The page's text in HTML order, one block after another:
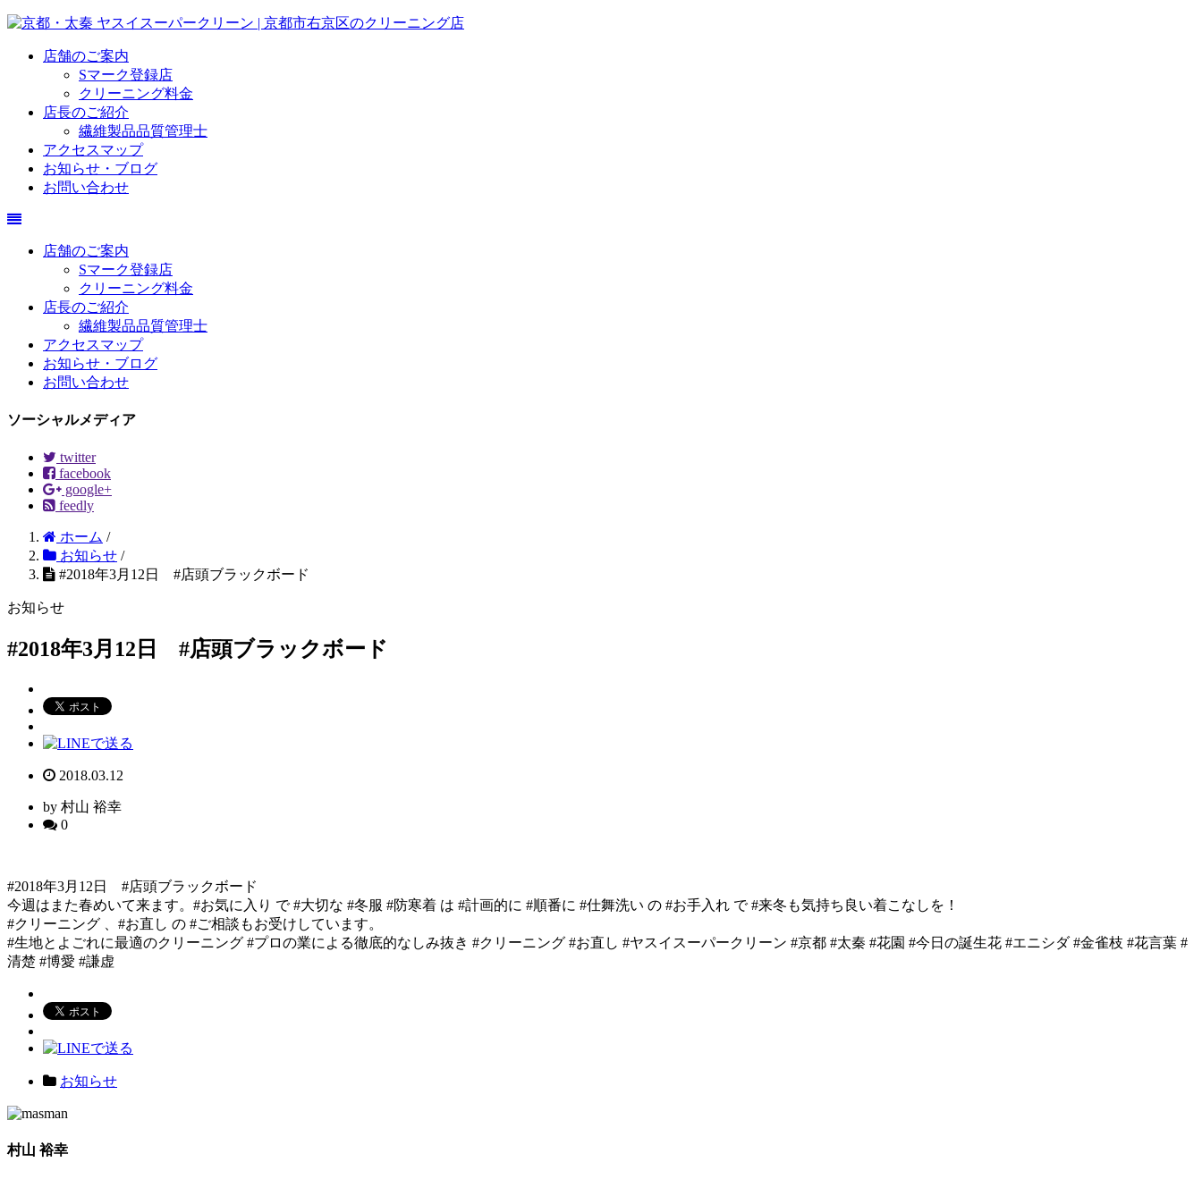
店舗のご案内
Sマーク登録店
クリーニング料金
店長のご紹介
繊維製品品質管理士
アクセスマップ
お知らせ・ブログ
お問い合わせ
店舗のご案内
Sマーク登録店
クリーニング料金
店長のご紹介
繊維製品品質管理士
アクセスマップ
お知らせ・ブログ
お問い合わせ
ソーシャルメディア
twitter
facebook
google+
feedly
ホーム /
お知らせ /
#2018年3月12日 #店頭ブラックボード
お知らせ
#2018年3月12日 #店頭ブラックボード
2018.03.12
by 村山 裕幸
0
#2018年3月12日 #店頭ブラックボード
今週はまた春めいて来ます。#お気に入り で #大切な #冬服 #防寒着 は #計画的に #順番に #仕舞洗い の #お手入れ で #来冬も気持ち良い着こなしを！
#クリーニング 、#お直し の #ご相談もお受けしています。
#生地とよごれに最適のクリーニング #プロの業による徹底的なしみ抜き #クリーニング #お直し #ヤスイスーパークリーン #京都 #太秦 #花園 #今日の誕生花 #エニシダ #金雀枝 #花言葉 #
清楚 #博愛 #謙虚
お知らせ
村山 裕幸